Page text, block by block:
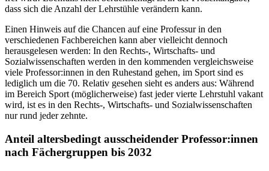
dass sich die Anzahl der Lehrstühle verändern kann.
Einen Hinweis auf die Chancen auf eine Professur in den
verschiedenen Fachbereichen kann aber vielleicht dennoch
herausgelesen werden: In den Rechts-, Wirtschafts- und
Sozialwissenschaften werden in den kommenden vergleichsweise
viele Professor:innen in den Ruhestand gehen, im Sport sind es
lediglich um die 70. Relativ gesehen sieht es anders aus: Während
im Bereich Sport (möglicherweise) fast jeder vierte Lehrstuhl vakant
wird, ist es in den Rechts-, Wirtschafts- und Sozialwissenschaften
nur rund jeder zehnte.
Anteil altersbedingt ausscheidender Professor:innen
nach Fächergruppen bis 2032